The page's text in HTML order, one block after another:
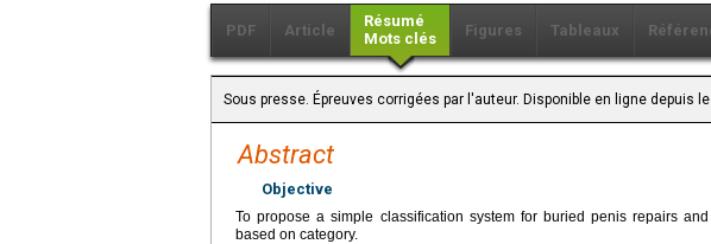
PDF Article
Résumé
Mots clés
Figures Tableaux
Sous presse. Épreuves corrigées par l'auteur. Disponible en ligne depuis
Abstract
Objective
To propose a simple classification system for buried penis repairs
based on category.